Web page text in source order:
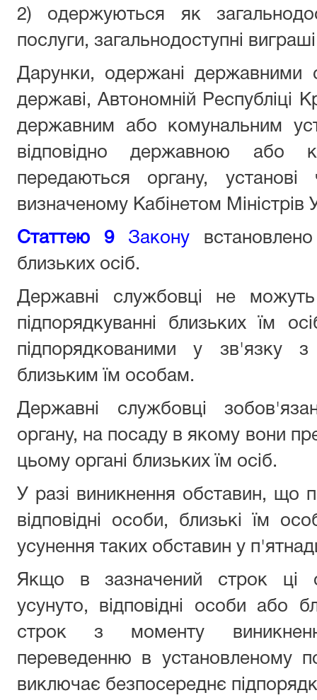
2) одержуються як
послуги, загальнодоступні
Дарунки, одержані державними
державі, Автономній Республіці
державним або комунальним
відповідно державною або
передаються органу, установі
визначеному Кабінетом Міністрів
Статтею 9 Закону
близьких осіб.
Державні службовці не
підпорядкуванні близьких їм
підпорядкованими у зв'язку
близьким їм особам.
Державні службовці
органу, на посаду в якому вони
цьому органі близьких їм осіб.
У разі виникнення обставин, що
відповідні особи, близькі їм
усунення таких обставин у
Якщо в зазначений строк ці
усунуто, відповідні особи або
строк з моменту
переведенню в установленому
виключає безпосереднє